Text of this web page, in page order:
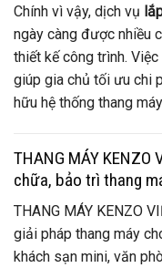
Chính vì vậy, dịch vụ
ngày càng được nhiều
thiết kế công trình.
giúp gia chủ tối ưu chi
hữu hệ thống thang
THANG MÁY
chữa, bảo trì thang
THANG MÁY KENZO
giải pháp thang máy
khách sạn mini, văn